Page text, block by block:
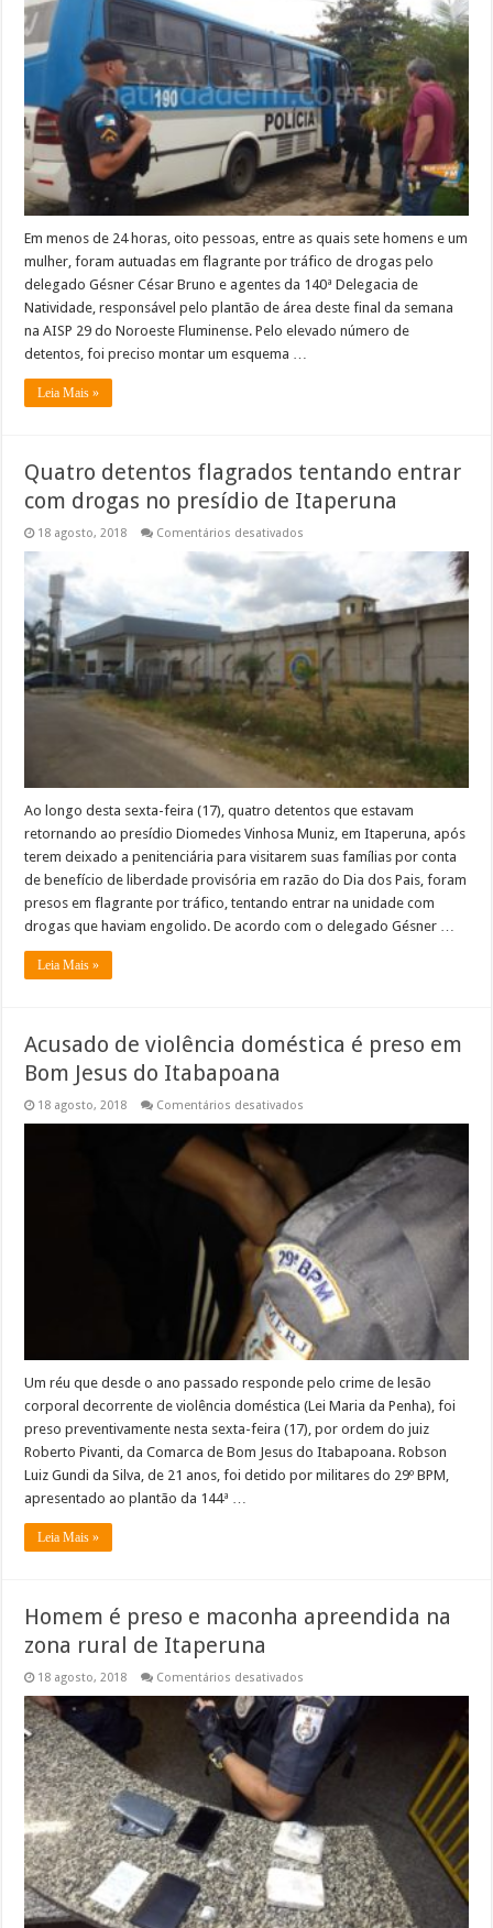
140ª
DP/
Natividade
fecha
primeiras
horas
com
oito
presos
e
montagem
de
logística
para
transferência
Em menos de 24 horas, oito pessoas, entre as quais sete homens e um
mulher, foram autuadas em flagrante por tráfico de drogas pelo
delegado Gésner César Bruno e agentes da 140ª Delegacia de
Natividade, responsável pelo plantão de área deste final da semana
na AISP 29 do Noroeste Fluminense. Pelo elevado número de
detentos, foi preciso montar um esquema …
Leia Mais »
Quatro detentos flagrados tentando entrar
com drogas no presídio de Itaperuna
18 agosto, 2018 Comentários desativados
detentos
flagrados
tentando
entrar
com
drogas
no
presídio
de
Itaperuna
Ao longo desta sexta-feira (17), quatro detentos que estavam
retornando ao presídio Diomedes Vinhosa Muniz, em Itaperuna, após
terem deixado a penitenciária para visitarem suas famílias por conta
de benefício de liberdade provisória em razão do Dia dos Pais, foram
presos em flagrante por tráfico, tentando entrar na unidade com
drogas que haviam engolido. De acordo com o delegado Gésner …
Leia Mais »
Acusado de violência doméstica é preso em
Bom Jesus do Itabapoana
18 agosto, 2018 Comentários desativados
preso
em
Bom
Jesus
do
Itabapoana
Um réu que desde o ano passado responde pelo crime de lesão
corporal decorrente de violência doméstica (Lei Maria da Penha), foi
preso preventivamente nesta sexta-feira (17), por ordem do juiz
Roberto Pivanti, da Comarca de Bom Jesus do Itabapoana. Robson
Luiz Gundi da Silva, de 21 anos, foi detido por militares do 29º BPM,
apresentado ao plantão da 144ª …
Leia Mais »
Homem é preso e maconha apreendida na
zona rural de Itaperuna
18 agosto, 2018 Comentários desativados
é
preso
e
maconha
apreendida
na
zona
rural
de
Itaperuna